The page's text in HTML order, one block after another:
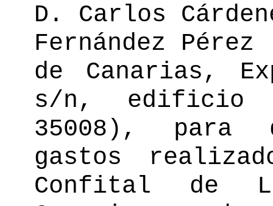
D. Carlos
Fernández
de Canarias,
s/n, edificio
35008), para
gastos
Confital de